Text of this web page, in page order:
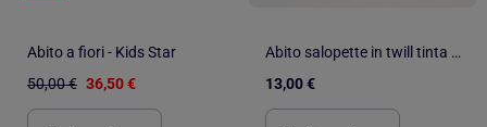
Abito a fiori - Kids Star
50,00 € 36,50 €
Abito salopette in twill tinta unita
13,00 €